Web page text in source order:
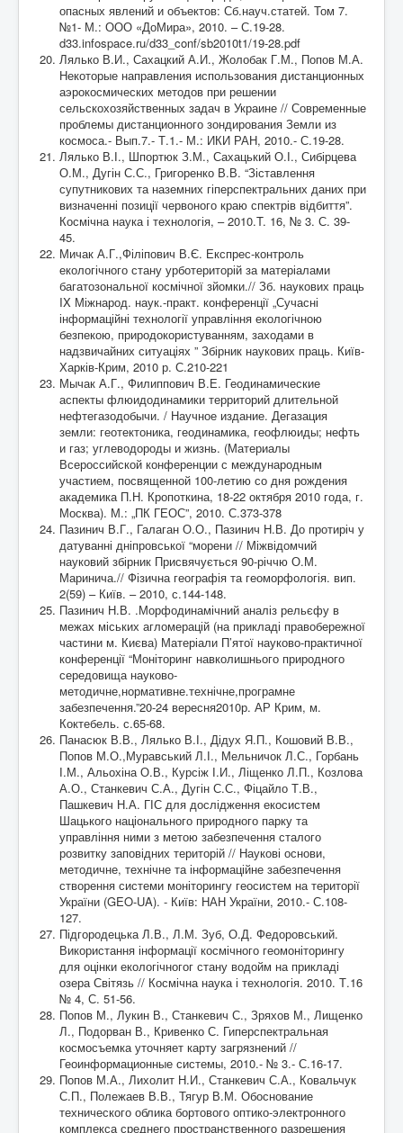
опасных явлений и объектов: Сб.науч.статей. Том 7.
№1- М.: ООО «ДоМира», 2010. – С.19-28.
d33.infospace.ru/d33_conf/sb2010t1/19-28.pdf
Лялько В.И., Сахацкий А.И., Жолобак Г.М., Попов М.А.
Некоторые направления использования дистанционных
аэрокосмических методов при решении
сельскохозяйственных задач в Украине // Современные
проблемы дистанционного зондирования Земли из
космоса.- Вып.7.- Т.1.- М.: ИКИ РАН, 2010.- С.19-28.
Лялько В.І., Шпортюк З.М., Сахацький О.І., Сибірцева
О.М., Дугін С.С., Григоренко В.В. “Зіставлення
супутникових та наземних гіперспектральних даних при
визначенні позиції червоного краю спектрів відбиття”.
Космічна наука і технологія, – 2010.T. 16, № 3. С. 39-
45.
Мичак А.Г.,Філіпович В.Є. Експрес-контроль
екологічного стану урботериторій за матеріалами
багатозональної космічної зйомки.// Зб. наукових праць
IX Міжнарод. наук.-практ. конференції „Сучасні
інформаційні технології управління екологічною
безпекою, природокористуванням, заходами в
надзвичайних ситуаціях ” Збірник наукових праць. Київ-
Харків-Крим, 2010 р. С.210-221
Мычак А.Г., Филиппович В.Е. Геодинамические
аспекты флюидодинамики территорий длительной
нефтегазодобычи. / Научное издание. Дегазация
земли: геотектоника, геодинамика, геофлюиды; нефть
и газ; углеводороды и жизнь. (Материалы
Всероссийской конференции с международным
участием, посвященной 100-летию со дня рождения
академика П.Н. Кропоткина, 18-22 октября 2010 года, г.
Москва). М.: „ПК ГЕОС”, 2010. С.373-378
Пазинич В.Г., Галаган О.О., Пазинич Н.В. До протиріч у
датуванні дніпровської “морени // Міжвідомчий
науковий збірник Присвячується 90-річчю О.М.
Маринича.// Фізична географія та геоморфологія. вип.
2(59) – Київ. – 2010, с.144-148.
Пазинич Н.В. .Морфодинамічний аналіз рельєфу в
межах міських агломерацій (на прикладі правобережної
частини м. Києва) Матеріали П’ятої науково-практичної
конференції “Моніторинг навколишнього природного
середовища науково-
методичне,нормативне.технічне,програмне
забезпечення.”20-24 вересня2010р. АР Крим, м.
Коктебель. с.65-68.
Панасюк В.В., Лялько В.І., Дідух Я.П., Кошовий В.В.,
Попов М.О.,Муравський Л.І., Мельничок Л.С., Горбань
І.М., Альохіна О.В., Курсіж І.И., Ліщенко Л.П., Козлова
А.О., Станкевич С.А., Дугін С.С., Фіцайло Т.В.,
Пашкевич Н.А. ГІС для дослідження екосистем
Шацького національного природного парку та
управління ними з метою забезпечення сталого
розвитку заповідних територій // Наукові основи,
методичне, технічне та інформаційне забезпечення
створення системи моніторингу геосистем на території
України (GEO-UA). - Київ: НАН України, 2010.- С.108-
127.
Підгородецька Л.В., Л.М. Зуб, О.Д. Федоровський.
Використання інформації космічного геомоніторингу
для оцінки екологічногог стану водойм на прикладі
озера Світязь // Космічна наука і технологія. 2010. Т.16
№ 4, С. 51-56.
Попов М., Лукин В., Станкевич С., Зряхов М., Лищенко
Л., Подорван В., Кривенко С. Гиперспектральная
космосъемка уточняет карту загрязнений //
Геоинформационные системы, 2010.- № 3.- С.16-17.
Попов М.А., Лихолит Н.И., Станкевич С.А., Ковальчук
С.П., Полежаев В.В., Тягур В.М. Обоснование
технического облика бортового оптико-электронного
комплекса среднего пространственного разрешения